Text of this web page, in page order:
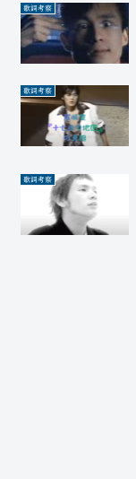
歌詞考察
歌詞考察
歌詞考察